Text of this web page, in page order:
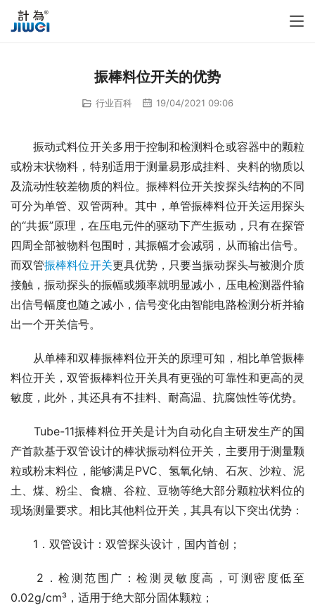
振棒料位开关的优势
行业百科 19/04/2021 09:06
振动式料位开关多用于控制和检测料仓或容器中的颗粒
或粉末状物料，特别适用于测量易形成挂料、夹料的物质以
及流动性较差物质的料位。振棒料位开关按探头结构的不同
可分为单管、双管两种。其中，单管振棒料位开关运用探头
的“共振”原理，在压电元件的驱动下产生振动，只有在探管
四周全部被物料包围时，其振幅才会减弱，从而输出信号。
而双管振棒料位开关更具优势，只要当振动探头与被测介质
接触，振动探头的振幅或频率就明显减小，压电检测器件输
出信号幅度也随之减小，信号变化由智能电路检测分析并输
出一个开关信号。
从单棒和双棒振棒料位开关的原理可知，相比单管振棒
料位开关，双管振棒料位开关具有更强的可靠性和更高的灵
敏度，此外，其还具有不挂料、耐高温、抗腐蚀性等优势。
Tube-11振棒料位开关是计为自动化自主研发生产的国
产首款基于双管设计的棒状振动料位开关，主要用于测量颗
粒或粉末料位，能够满足PVC、氢氧化钠、石灰、沙粒、泥
土、煤、粉尘、食糖、谷粒、豆物等绝大部分颗粒状料位的
现场测量要求。相比其他料位开关，其具有以下突出优势：
1．双管设计：双管探头设计，国内首创；
2．检测范围广：检测灵敏度高，可测密度低至
0.02g/cm³，适用于绝大部分固体颗粒；